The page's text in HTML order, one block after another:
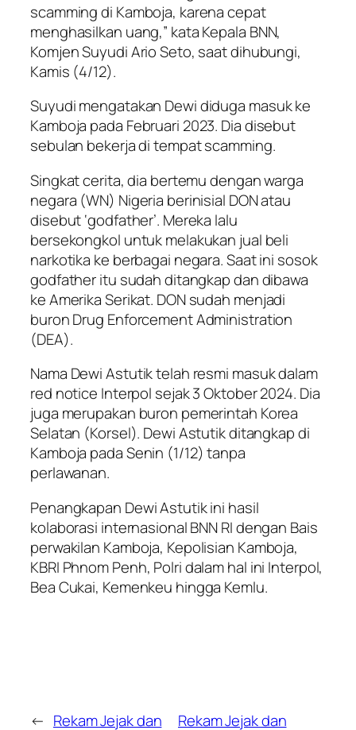
scamming di Kamboja, karena cepat
menghasilkan uang,” kata Kepala BNN,
Komjen Suyudi Ario Seto, saat dihubungi,
Kamis (4/12).
Suyudi mengatakan Dewi diduga masuk ke
Kamboja pada Februari 2023. Dia disebut
sebulan bekerja di tempat scamming.
Singkat cerita, dia bertemu dengan warga
negara (WN) Nigeria berinisial DON atau
disebut ‘godfather’. Mereka lalu
bersekongkol untuk melakukan jual beli
narkotika ke berbagai negara. Saat ini sosok
godfather itu sudah ditangkap dan dibawa
ke Amerika Serikat. DON sudah menjadi
buron Drug Enforcement Administration
(DEA).
Nama Dewi Astutik telah resmi masuk dalam
red notice Interpol sejak 3 Oktober 2024. Dia
juga merupakan buron pemerintah Korea
Selatan (Korsel). Dewi Astutik ditangkap di
Kamboja pada Senin (1/12) tanpa
perlawanan.
Penangkapan Dewi Astutik ini hasil
kolaborasi internasional BNN RI dengan Bais
perwakilan Kamboja, Kepolisian Kamboja,
KBRI Phnom Penh, Polri dalam hal ini Interpol,
Bea Cukai, Kemenkeu hingga Kemlu.
← Rekam Jejak dan
Rekam Jejak dan